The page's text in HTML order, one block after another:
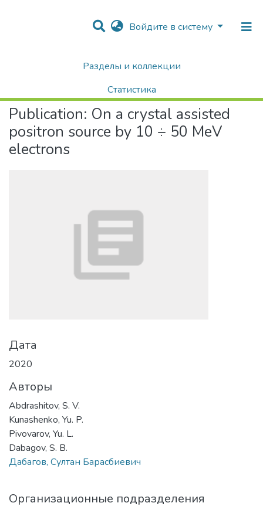
Войдите в систему
Разделы и коллекции
Статистика
Поиск
Научные публикации / Препринты
Publication: On a crystal assisted
positron source by 10 ÷ 50 MeV
electrons
Дата
2020
Авторы
Abdrashitov, S. V.
Kunashenko, Yu. P.
Pivovarov, Yu. L.
Dabagov, S. B.
Дабагов, Султан Барасбиевич
Организационные подразделения